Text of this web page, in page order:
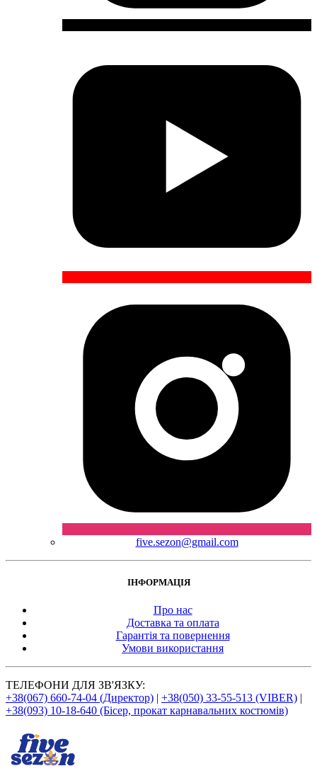
five.sezon@gmail.com
ІНФОРМАЦІЯ
Про нас
Доставка та оплата
Гарантія та повернення
Умови використання
ТЕЛЕФОНИ ДЛЯ ЗВ'ЯЗКУ:
+38(067) 660-74-04 (Директор) | +38(050) 33-55-513 (VIBER) |
+38(093) 10-18-640 (Бісер, прокат карнавальних костюмів)